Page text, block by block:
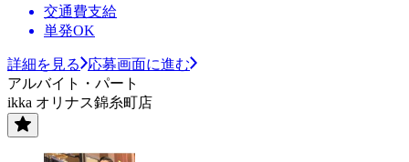
交通費支給
単発OK
詳細を見る
応募画面に進む
アルバイト・パート
ikka オリナス錦糸町店